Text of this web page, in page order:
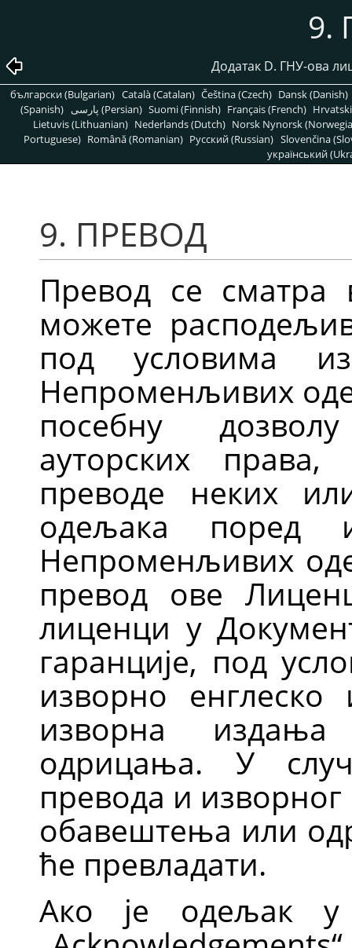
9.
Додатак D. ГНУ-ова
български (Bulgarian) Català (Catalan) Čeština (Czech) Dansk (Danish)
(Spanish)
پارسی (Persian) Suomi (Finnish) Français (French)
Lietuvis (Lithuanian) Nederlands (Dutch) Norsk Nynorsk
Portuguese) Română (Romanian) Pусский (Russian) Slovenčina
український
9. ПРЕВОД
Превод се сматра
можете
под условима
Непроменљивих
посебну
ауторских
преводе неких
одељака поред
Непроменљивих
превод ове
лиценци у
гаранције, под
изворно
изворна
одрицања. У
превода и
обавештења или
ће превладати.
Ако је одељак у